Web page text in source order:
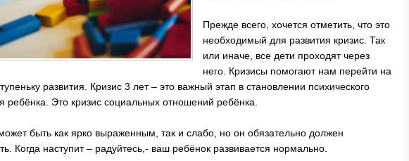
Прежде всего, хочется отметить, что это
необходимый для развития кризис. Так
или иначе, все дети проходят через
него. Кризисы помогают нам перейти на
развития. Кризис 3 лет – это важный этап в становлении психического
ребёнка. Это кризис социальных отношений ребёнка.
быть как ярко выраженным, так и слабо, но он обязательно должен
Когда наступит – радуйтесь,- ваш ребёнок развивается нормально.